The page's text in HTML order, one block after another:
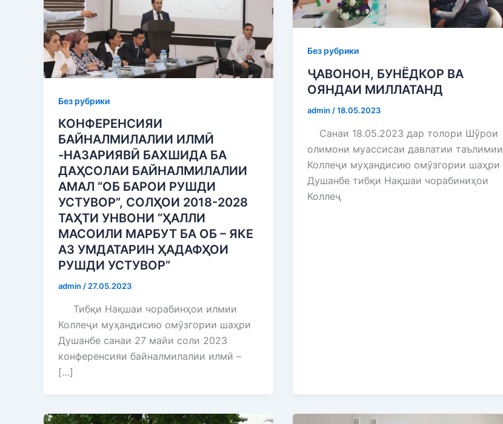
Без рубрики
КОНФЕРЕНСИЯИ
БАЙНАЛМИЛАЛИИ ИЛМӢ
-НАЗАРИЯВӢ БАХШИДА БА
ДАҲСОЛАИ БАЙНАЛМИЛАЛИИ
АМАЛ “ОБ БАРОИ РУШДИ
УСТУВОР”, СОЛҲОИ 2018-2028
ТАҲТИ УНВОНИ “ҲАЛЛИ
МАСОИЛИ МАРБУТ БА ОБ – ЯКЕ
АЗ УМДАТАРИН ҲАДАФҲОИ
РУШДИ УСТУВОР”
admin /27.05.2023
Тибқи Нақшаи чорабинҳои илмии
Коллеҷи муҳандисию омӯзгории шаҳри
Душанбе санаи 27 майи соли 2023
конференсияи байналмилалии илмӣ –
[…]
Без рубрики
ҶАВОНОН, БУНЁДКОР ВА
ОЯНДАИ МИЛЛАТАНД
admin /18.05.2023
Санаи 18.05.2023 дар толори Шӯрои
олимони муассисаи давлатии таълимии
Коллеҷи муҳандисию омӯзгории шаҳри
Душанбе тибқи Нақшаи чорабиниҳои
Коллеҷ